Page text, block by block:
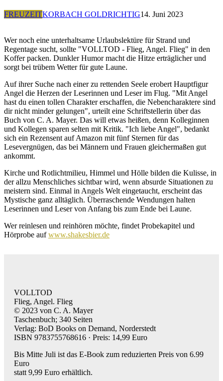
FREUZEITKORBACH GOLDRICHTIG14. Juni 2023
Wer noch eine unterhaltsame Urlaubslektüre für Strand und
Regentage sucht, sollte "VOLLTOD - Flieg, Angel. Flieg" in den
Koffer packen. Dunkler Humor macht die Hitze erträglicher und
sorgt bei trübem Wetter für gute Laune.
Auf ihrer Suche nach einer zu rettenden Seele erobert Hauptfigur
Angel die Herzen der Leserinnen und Leser im Flug. "Mit Angel
hast du einen tollen Charakter erschaffen, die Nebencharaktere sind
dir nicht minder gelungen", urteilt eine Schriftstellerin über das
Buch von C. A. Mayer. Das will etwas heißen, denn Kolleginnen
und Kollegen sparen selten mit Kritik. "Ich liebe Angel", bedankt
sich ein Rezensent auf Amazon mit fünf Sternen für das
Lesevergnügen, das bei Männern und Frauen gleichermaßen gut
ankommt.
Kirche und Rotlichtmilieu, Himmel und Hölle bilden die Kulisse, in
der allzu Menschliches sichtbar wird, wenn absurde Situationen zu
meistern sind. Einmal in Angels Welt eingetaucht, erscheint das
Mystische ganz alltäglich. Überraschende Wendungen halten
Leserinnen und Leser von Anfang bis zum Ende bei Laune.
Wer reinlesen und reinhören möchte, findet Probekapitel und
Hörprobe aufwww.shakesbier.de
VOLLTOD
Flieg, Angel. Flieg
© 2023 von C. A. Mayer
Taschenbuch; 340 Seiten
Verlag: BoD Books on Demand, Norderstedt
ISBN 9783755768616 · Preis: 14,99 Euro
Bis Mitte Juli ist das E-Book zum reduzierten Preis von 6.99
Euro
statt 9,99 Euro erhältlich.